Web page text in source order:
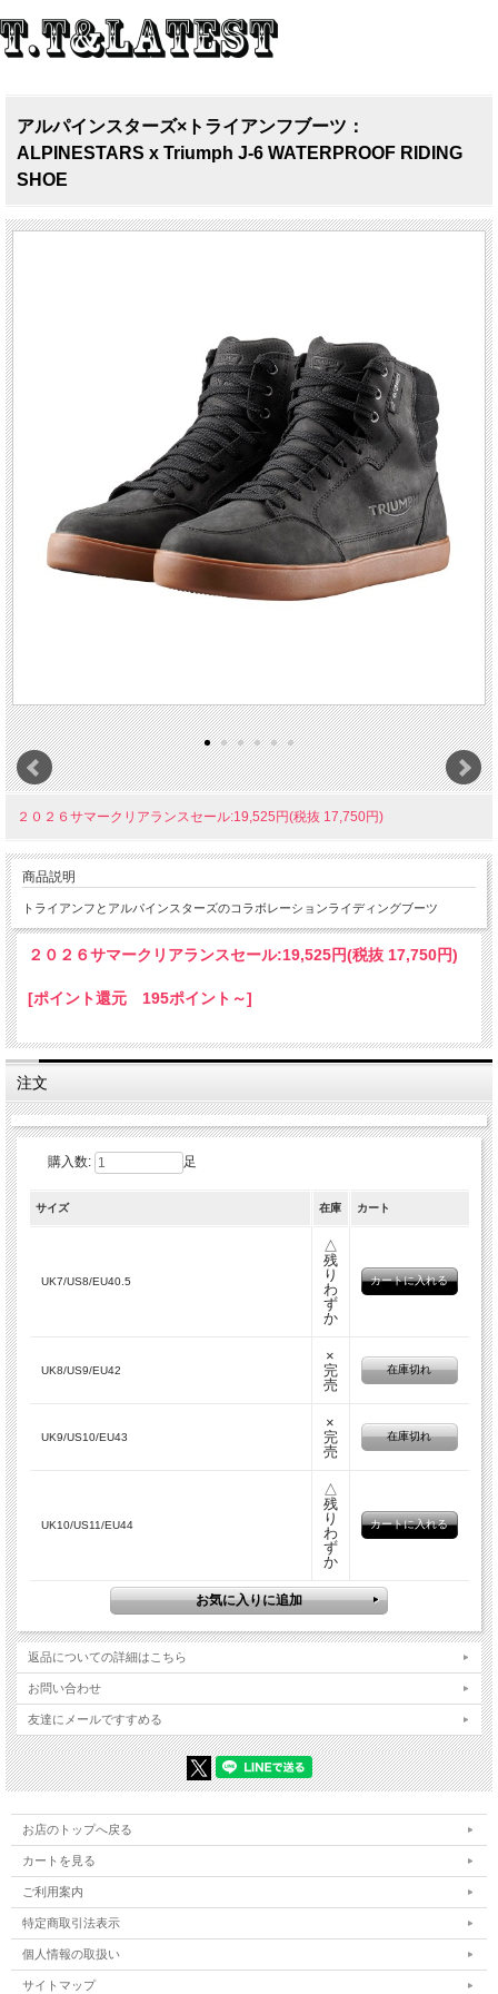
アルパインスターズ×トライアンフブーツ：
ALPINESTARS x Triumph J-6 WATERPROOF RIDING
SHOE
２０２６サマークリアランスセール:19,525円(税抜 17,750円)
商品説明
トライアンフとアルパインスターズのコラボレーションライディングブーツ
２０２６サマークリアランスセール:19,525円(税抜 17,750円)
[ポイント還元 195ポイント～]
注文
購入数: 足
サイズ 在庫 カート
UK7/US8/EU40.5
△
残
り
わ
ず
か
UK8/US9/EU42
×
完
売
在庫切れ
UK9/US10/EU43
×
完
売
在庫切れ
UK10/US11/EU44
△
残
り
わ
ず
か
返品についての詳細はこちら
お問い合わせ
友達にメールですすめる
お店のトップへ戻る
カートを見る
ご利用案内
特定商取引法表示
個人情報の取扱い
サイトマップ